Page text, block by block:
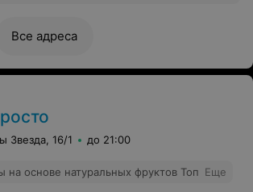
дне рождении после жалобы
Все адреса
Звезда, 16/1 до 21:00
на основе натуральных фруктов Топ Еще